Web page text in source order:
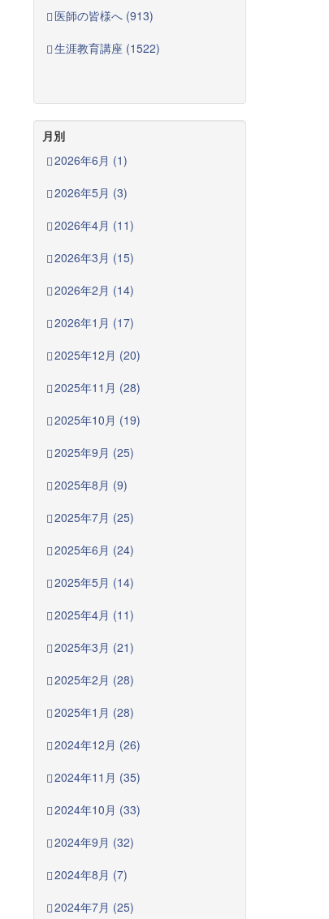
医師の皆様へ (913)
生涯教育講座 (1522)
月別
2026年6月 (1)
2026年5月 (3)
2026年4月 (11)
2026年3月 (15)
2026年2月 (14)
2026年1月 (17)
2025年12月 (20)
2025年11月 (28)
2025年10月 (19)
2025年9月 (25)
2025年8月 (9)
2025年7月 (25)
2025年6月 (24)
2025年5月 (14)
2025年4月 (11)
2025年3月 (21)
2025年2月 (28)
2025年1月 (28)
2024年12月 (26)
2024年11月 (35)
2024年10月 (33)
2024年9月 (32)
2024年8月 (7)
2024年7月 (25)